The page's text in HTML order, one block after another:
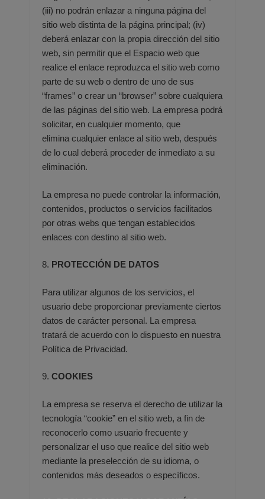
(iii) no podrán enlazar a ninguna página del
sitio web distinta de la página principal; (iv)
deberá enlazar con la propia dirección del sitio
web, sin permitir que el Espacio web que
realice el enlace reproduzca el sitio web como
parte de su web o dentro de uno de sus
“frames” o crear un “browser” sobre cualquiera
de las páginas del sitio web. La empresa podrá
solicitar, en cualquier momento, que
eliminacualquier enlace al sitio web, después
de lo cual deberá proceder de inmediato a su
eliminación.
La empresa no puede controlar la información,
contenidos, productos o servicios facilitados
por otras webs que tengan establecidos
enlaces con destino al sitio web.
8. PROTECCIÓN DE DATOS
Para utilizar algunos de los servicios, el
usuario debe proporcionar previamente ciertos
datos de carácter personal. La empresa
tratará de acuerdo con lo dispuesto en nuestra
Política de Privacidad.
9. COOKIES
La empresa se reserva el derecho de utilizar la
tecnología “cookie” en el sitio web, a fin de
reconocerlo como usuario frecuente y
personalizar el uso que realice del sitio web
mediante la preselección de su idioma, o
contenidos más deseados o específicos.